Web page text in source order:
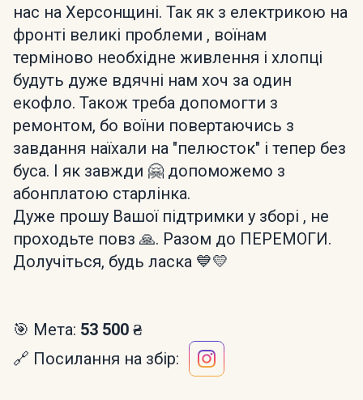
нас на Херсонщині. Так як з електрикою на
фронті великі проблеми , воїнам
терміново необхідне живлення і хлопці
будуть дуже вдячні нам хоч за один
екофло. Також треба допомогти з
ремонтом, бо воїни повертаючись з
завдання наїхали на "пелюсток" і тепер без
буса. І як завжди 🤗 допоможемо з
абонплатою старлінка.
Дуже прошу Вашої підтримки у зборі , не
проходьте повз 🙏. Разом до ПЕРЕМОГИ.
Долучіться, будь ласка 💙💛
🎯 Мета: 53 500 ₴
🔗 Посилання на збір: